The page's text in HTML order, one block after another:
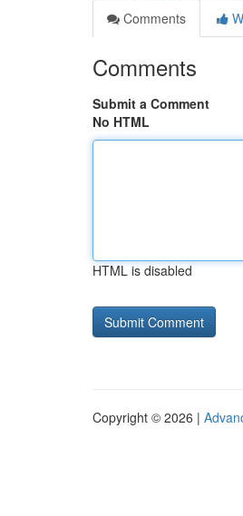
Comments
Comments
Submit a Comment
No HTML
HTML is disabled
Copyright © 2026 |